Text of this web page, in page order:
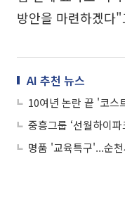
방안을 마련하겠다
AI 추천 뉴스
10여년 논란 끝 '코스
명품 '교육특구'...순